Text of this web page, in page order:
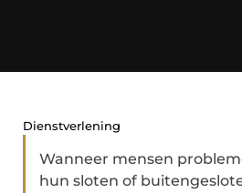
Dienstverlening
Wanneer mensen
hun sloten of